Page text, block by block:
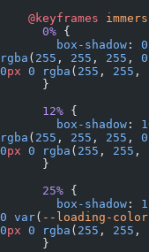
    @keyframes
      0%
{
        box-shadow
: 0
rgba ( 255 , 255 , 255 , 0
0px 0 rgba ( 255 , 255 ,
      }
      12%
{
        box-shadow
:
rgba ( 255 , 255 , 255 , 0
0px 0 rgba ( 255 , 255 ,
      }
      25%
{
        box-shadow
:
0 var( --loading-color
0px 0 rgba ( 255 , 255 ,
      }